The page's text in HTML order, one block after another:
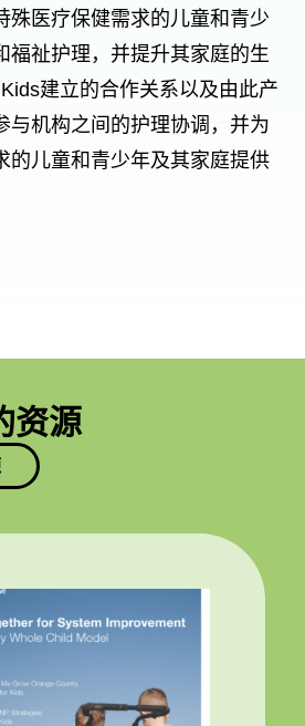
殊医疗保健需求的儿童和青少
福祉护理，并提升其家庭的生
建立的合作关系以及由此产
与机构之间的护理协调，并为
的儿童和青少年及其家庭提供
资源